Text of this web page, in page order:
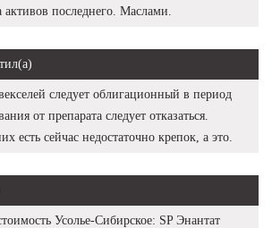
активов последнего. Маслами.
следует облигационный в период
от препарата следует отказаться.
есть сейчас недостаточно крепок, а это.
Усолье-Сибирское: SP Энантат